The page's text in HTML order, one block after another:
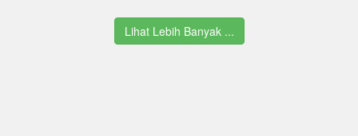
Lihat Lebih Banyak ...